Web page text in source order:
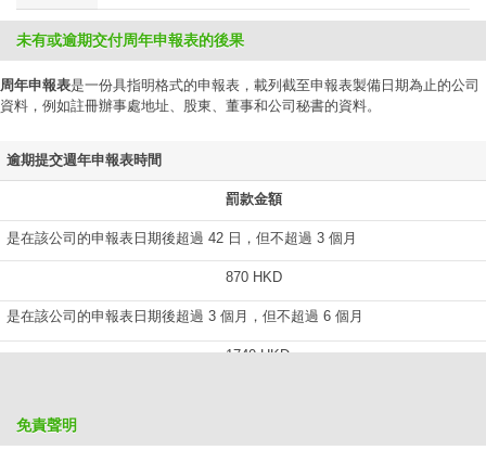
未有或逾期交付周年申報表的後果
周年申報表是一份具指明格式的申報表，載列截至申報表製備日期為止的公司
資料，例如註冊辦事處地址、股東、董事和公司秘書的資料。
逾期提交週年申報表時間
罰款金額
是在該公司的申報表日期後超過 42 日，但不超過 3 個月
870 HKD
是在該公司的申報表日期後超過 3 個月，但不超過 6 個月
1740 HKD
免責聲明